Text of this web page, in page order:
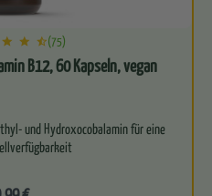
(75)
B12, 60 Kapseln, vegan
und Hydroxocobalamin für eine